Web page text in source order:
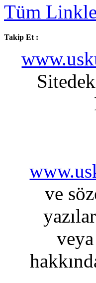
Tüm
Takip Et :
ve